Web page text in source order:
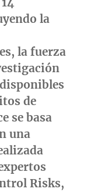
la
la fuerza
de
se basa
una
Risks,